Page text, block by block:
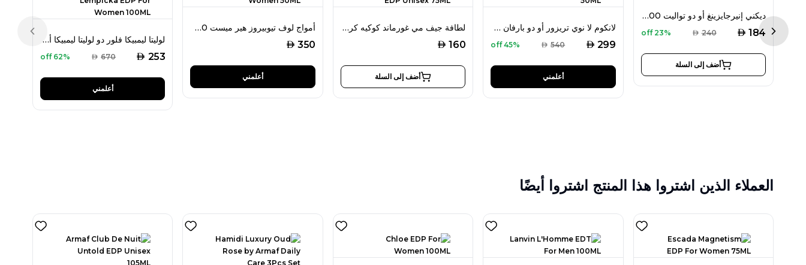
لوليتا ليمبيكا فلور دو لوليتا ليمبيكا أو دو بارفان 100 مل للنساء
AED 253
AED 670
62% off
أعلمني
أمواج لوف تيوبيروز هير ميست 50 مل للنساء
AED 350
أعلمني
لطافة جيف مي غورماند كوكيه كريف أو دو بارفان 75 مل للجنسين
AED 160
أضف إلى السلة
لانكوم لا نوي تريزور أو دو بارفان 50 مل للنساء
AED 299
AED 540
45% off
أعلمني
ديكني إنيرجايزينغ أو دو تواليت 100 مل للنساء
AED 184
AED 240
23% off
أضف إلى السلة
Previous slide Next
العملاء الذين اشتروا هذا المنتج اشتروا أيضًا